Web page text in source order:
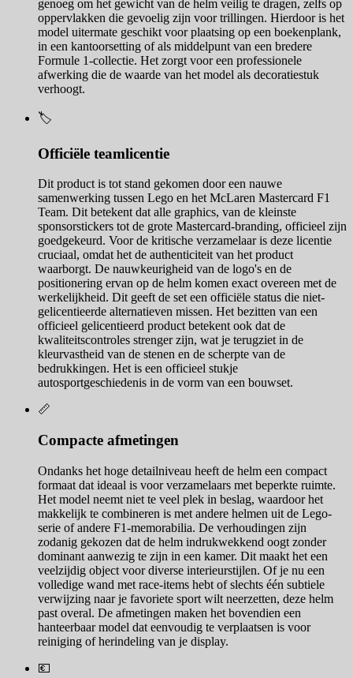
genoeg om het gewicht van de helm veilig te dragen, zelfs op
oppervlakken die gevoelig zijn voor trillingen. Hierdoor is het
model uitermate geschikt voor plaatsing op een boekenplank,
in een kantoorsetting of als middelpunt van een bredere
Formule 1-collectie. Het zorgt voor een professionele
afwerking die de waarde van het model als decoratiestuk
verhoogt.
🏷️
Officiële teamlicentie
Dit product is tot stand gekomen door een nauwe
samenwerking tussen Lego en het McLaren Mastercard F1
Team. Dit betekent dat alle graphics, van de kleinste
sponsorstickers tot de grote Mastercard-branding, officieel zijn
goedgekeurd. Voor de kritische verzamelaar is deze licentie
cruciaal, omdat het de authenticiteit van het product
waarborgt. De nauwkeurigheid van de logo's en de
positionering ervan op de helm komen exact overeen met de
werkelijkheid. Dit geeft de set een officiële status die niet-
gelicentieerde alternatieven missen. Het bezitten van een
officieel gelicentieerd product betekent ook dat de
kwaliteitscontroles strenger zijn, wat je terugziet in de
kleurvastheid van de stenen en de scherpte van de
bedrukkingen. Het is een officieel stukje
autosportgeschiedenis in de vorm van een bouwset.
📏
Compacte afmetingen
Ondanks het hoge detailniveau heeft de helm een compact
formaat dat ideaal is voor verzamelaars met beperkte ruimte.
Het model neemt niet te veel plek in beslag, waardoor het
makkelijk te combineren is met andere helmen uit de Lego-
serie of andere F1-memorabilia. De verhoudingen zijn
zodanig gekozen dat de helm indrukwekkend oogt zonder
dominant aanwezig te zijn in een kamer. Dit maakt het een
veelzijdig object voor diverse interieurstijlen. Of je nu een
volledige wand met race-items hebt of slechts één subtiele
verwijzing naar je favoriete sport wilt neerzetten, deze helm
past overal. De afmetingen maken het bovendien een
hanteerbaar model dat eenvoudig te verplaatsen is voor
reiniging of herindeling van je display.
💶